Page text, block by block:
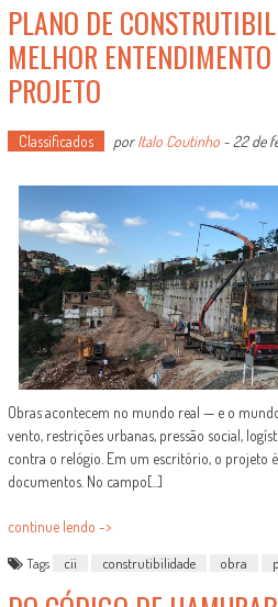
PLANO DE
MELHOR
PROJETO
Classificados porItalo Coutinho-22 de
Obras acontecem no mundo real — e o
vento, restrições urbanas, pressão social,
contra o relógio. Em um escritório, o projeto
documentos. No campo[...]
continue lendo ->
Tags cii construtibilidade obra